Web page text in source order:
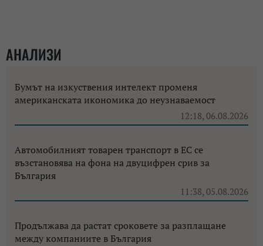
АНАЛИЗИ
Бумът на изкуствения интелект променя
американската икономика до неузнаваемост
12:18, 06.08.2026
Автомобилният товарен транспорт в ЕС се
възстановява на фона на двуцифрен срив за
България
11:38, 05.08.2026
Продължава да растат сроковете за разплащане
между компаниите в България